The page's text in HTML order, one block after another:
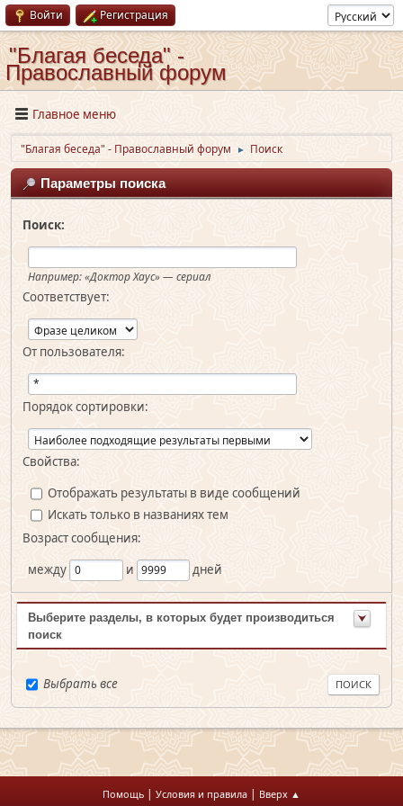
Войти Регистрация
"Благая беседа" -
Православный форум
Главное меню
"Благая беседа" - Православный форум ► Поиск
Параметры поиска
Поиск:
Например:«Доктор Хаус» — сериал
Соответствует:
От пользователя:
Порядок сортировки:
Свойства:
Отображать результаты в виде сообщений
Искать только в названиях тем
Возраст сообщения:
между
и дней
Выберите разделы, в которых будет производиться
поиск
Выбрать все
Помощь | Условия и правила | Вверх ▲